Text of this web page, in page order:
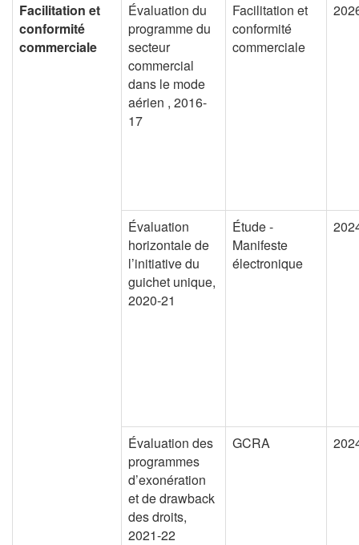
Facilitation et
conformité
commerciale
Évaluation du
programme du
secteur
commercial
dans le mode
aérien , 2016-
17
Facilitation et
conformité
commerciale
Évaluation
horizontale de
l’initiative du
guichet unique,
2020-21
Étude -
Manifeste
électronique
Évaluation des
programmes
d’exonération
et de drawback
des droits,
2021-22
GCRA